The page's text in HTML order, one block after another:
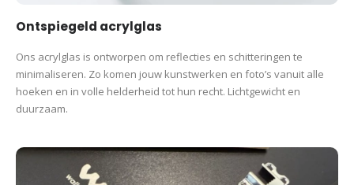
Ontspiegeld acrylglas
Ons acrylglas is ontworpen om reflecties en schitteringen te
minimaliseren. Zo komen jouw kunstwerken en foto’s vanuit alle
hoeken en in volle helderheid tot hun recht. Lichtgewicht en
duurzaam.